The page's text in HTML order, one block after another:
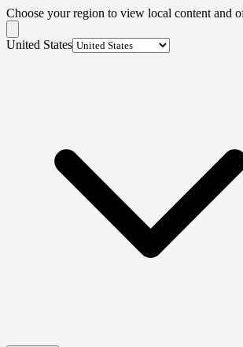
Choose your region to view local content and
United States